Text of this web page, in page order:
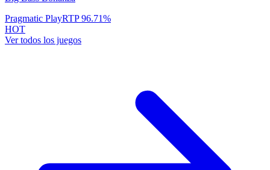
Pragmatic PlayRTP96.71%
HOT
Ver todos los juegos